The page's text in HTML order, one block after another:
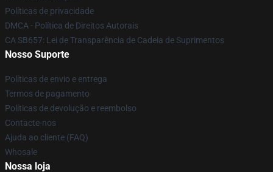
Políticas de privacidade
DMCA - Política de Direitos Autorais
CA SB657: Lei de Transparência de Cadeia de Suprimentos
Nosso Suporte
Políticas de envio e entrega
Termos de pagamento
Políticas de devolução e reembolso
Contacte-nos
Ajuda ao cliente (FAQ)
Whosale
Nossa loja